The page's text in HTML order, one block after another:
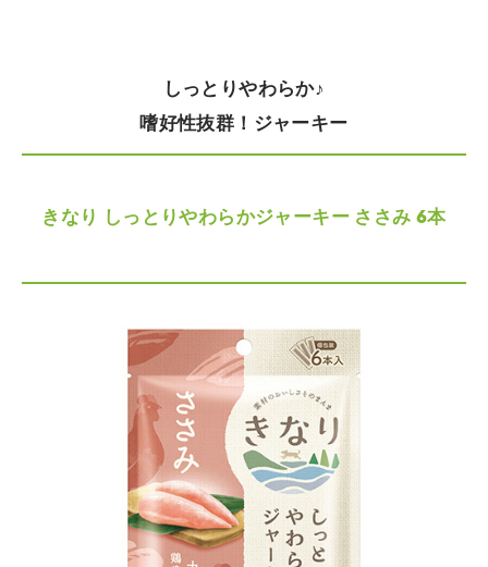
しっとりやわらか♪
嗜好性抜群！ジャーキー
きなり しっとりやわらかジャーキー ささみ 6本